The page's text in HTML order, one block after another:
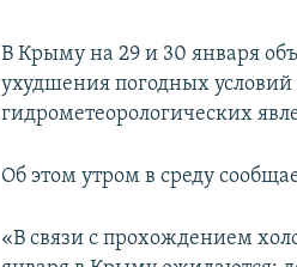
В Крыму на 29 и 30 января
ухудшения погодных
гидрометеорологических
Об этом утром в среду
«В связи с прохождением